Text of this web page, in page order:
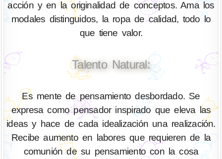
acción y en la originalidad de conceptos. Ama los
modales distinguidos, la ropa de calidad, todo lo
que tiene valor.
Talento Natural:
Es mente de pensamiento desbordado. Se
expresa como pensador inspirado que eleva las
ideas y hace de cada idealización una realización.
Recibe aumento en labores que requieren de la
comunión de su pensamiento con la cosa